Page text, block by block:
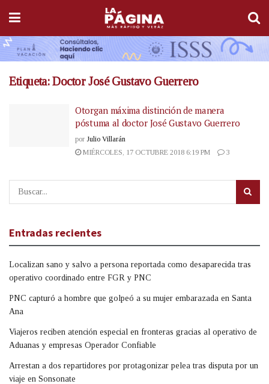
Etiqueta:Doctor José Gustavo Guerrero
Otorgan máxima distinción de manera
póstuma al doctor José Gustavo Guerrero
por Julio Villarán
MIÉRCOLES, 17 OCTUBRE 2018 6:19 PM
3
Entradas recientes
Localizan sano y salvo a persona reportada como desaparecida tras
operativo coordinado entre FGR y PNC
PNC capturó a hombre que golpeó a su mujer embarazada en Santa
Ana
Viajeros reciben atención especial en fronteras gracias al operativo de
Aduanas y empresas Operador Confiable
Arrestan a dos repartidores por protagonizar pelea tras disputa por un
viaje en Sonsonate